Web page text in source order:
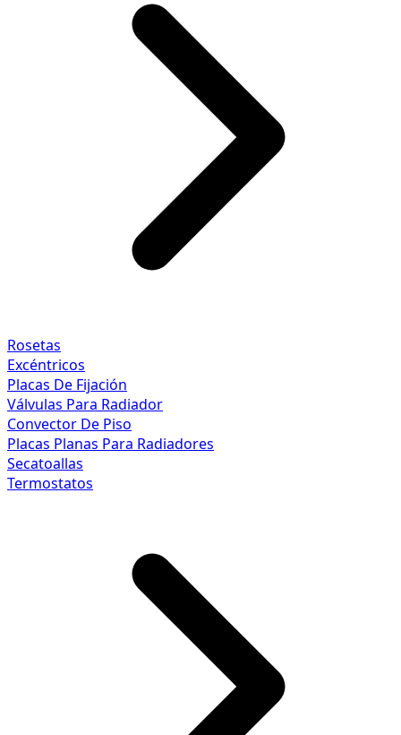
Rosetas
Excéntricos
Placas De Fijación
Válvulas Para Radiador
Convector De Piso
Placas Planas Para Radiadores
Secatoallas
Termostatos